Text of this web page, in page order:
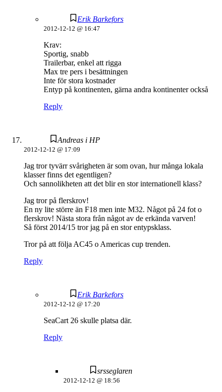
Erik Barkefors
2012-12-12 @ 16:47
Krav:
Sportig, snabb
Trailerbar, enkel att rigga
Max tre pers i besättningen
Inte för stora kostnader
Entyp på kontinenten, gärna andra kontinenter också
Reply
Andreas i HP
2012-12-12 @ 17:09
Jag tror tyvärr svårigheten är som ovan, hur många lokala
klasser finns det egentligen?
Och sannolikheten att det blir en stor internationell klass?
Jag tror på flerskrov!
En ny lite större än F18 men inte M32. Något på 24 fot o
flerskrov! Nästa stora från något av de erkända varven!
Så först 2014/15 tror jag på en stor entypsklass.
Tror på att följa AC45 o Americas cup trenden.
Reply
Erik Barkefors
2012-12-12 @ 17:20
SeaCart 26 skulle platsa där.
Reply
srsseglaren
2012-12-12 @ 18:56